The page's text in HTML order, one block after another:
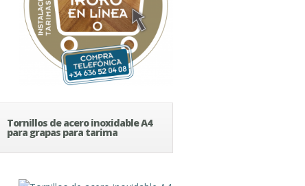
Tornillos de acero inoxidable A4
para grapas para tarima